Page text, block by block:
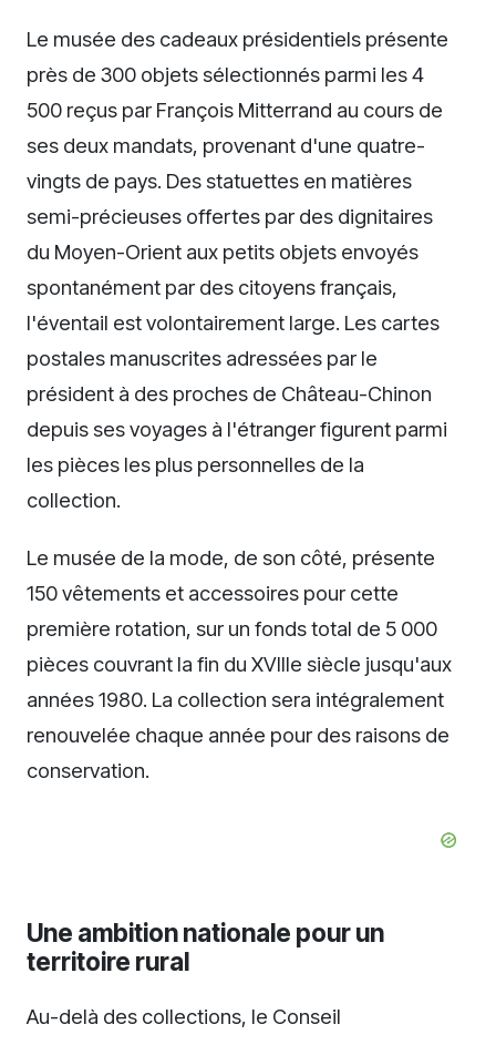
Le musée des cadeaux présidentiels présente
près de 300 objets sélectionnés parmi les 4
500 reçus par François Mitterrand au cours de
ses deux mandats, provenant d'une quatre-
vingts de pays. Des statuettes en matières
semi-précieuses offertes par des dignitaires
du Moyen-Orient aux petits objets envoyés
spontanément par des citoyens français,
l'éventail est volontairement large. Les cartes
postales manuscrites adressées par le
président à des proches de Château-Chinon
depuis ses voyages à l'étranger figurent parmi
les pièces les plus personnelles de la
collection.
Le musée de la mode, de son côté, présente
150 vêtements et accessoires pour cette
première rotation, sur un fonds total de 5 000
pièces couvrant la fin du XVIIIe siècle jusqu'aux
années 1980. La collection sera intégralement
renouvelée chaque année pour des raisons de
conservation.
Une ambition nationale pour un
territoire rural
Au-delà des collections, le Conseil